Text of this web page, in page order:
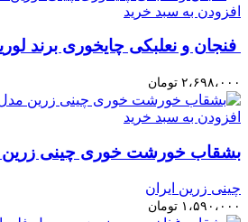
افزودن به سبد خرید
فنجان و نعلبکی چایخوری برند
۲،۶۹۸،۰۰۰ تومان
افزودن به سبد خرید
بشقاب خورشت خوری چینی زرین
چینی زرین ایران
۱،۵۹۰،۰۰۰ تومان